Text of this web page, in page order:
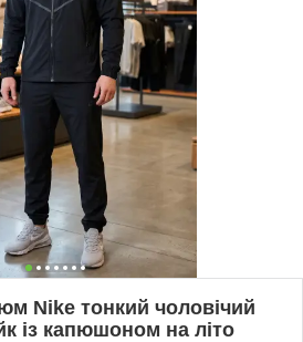
Nike тонкий чоловічий
із капюшоном на літо